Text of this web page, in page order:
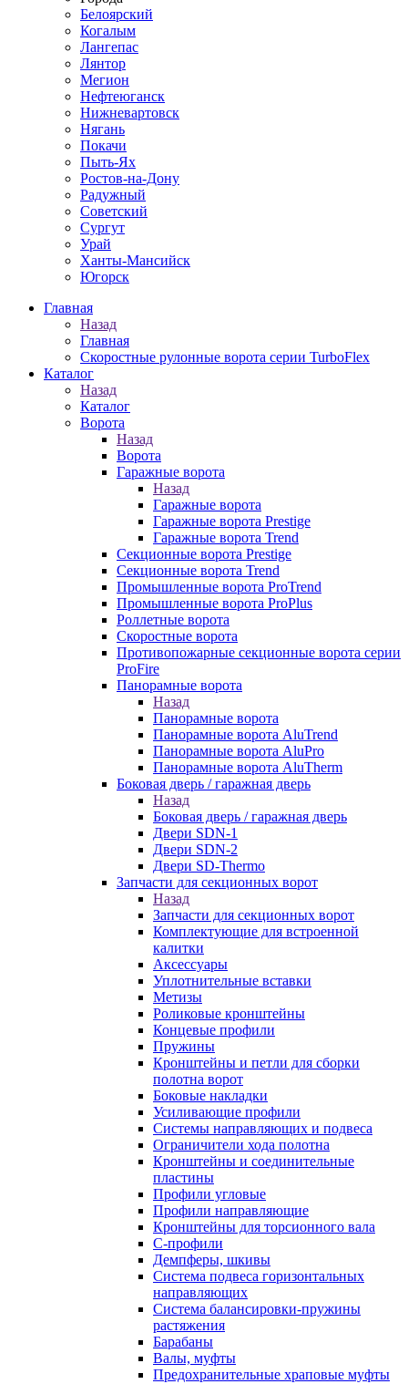
Белоярский
Когалым
Лангепас
Лянтор
Мегион
Нефтеюганск
Нижневартовск
Нягань
Покачи
Пыть-Ях
Рoстов-на-Дону
Радужный
Советский
Сургут
Урай
Ханты-Мансийск
Югорск
Главная
Назад
Главная
Скоростные рулонные ворота серии TurboFlex
Каталог
Назад
Каталог
Ворота
Назад
Ворота
Гаражные ворота
Назад
Гаражные ворота
Гаражные ворота Prestige
Гаражные ворота Trend
Секционные ворота Prestige
Секционные ворота Trend
Промышленные ворота ProTrend
Промышленные ворота ProPlus
Роллетные ворота
Скоростные ворота
Противопожарные секционные ворота серии
ProFire
Панорамные ворота
Назад
Панорамные ворота
Панорамные ворота AluTrend
Панорамные ворота AluPro
Панорамные ворота AluTherm
Боковая дверь / гаражная дверь
Назад
Боковая дверь / гаражная дверь
Двери SDN-1
Двери SDN-2
Двери SD-Thermo
Запчасти для секционных ворот
Назад
Запчасти для секционных ворот
Комплектующие для встроенной
калитки
Аксессуары
Уплотнительные вставки
Метизы
Роликовые кронштейны
Концевые профили
Пружины
Кронштейны и петли для сборки
полотна ворот
Боковые накладки
Усиливающие профили
Системы направляющих и подвеса
Ограничители хода полотна
Кронштейны и соединительные
пластины
Профили угловые
Профили направляющие
Кронштейны для торсионного вала
С-профили
Демпферы, шкивы
Система подвеса горизонтальных
направляющих
Система балансировки-пружины
растяжения
Барабаны
Валы, муфты
Предохранительные храповые муфты